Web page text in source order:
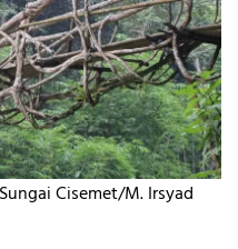
Cisemet/M. Irsyad